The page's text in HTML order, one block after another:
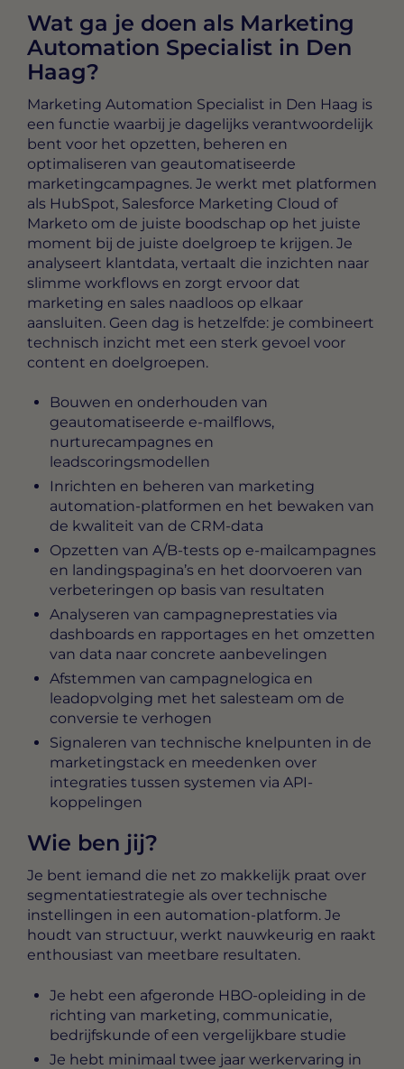
Wat ga je doen als Marketing
Automation Specialist in Den
Haag?
Marketing Automation Specialist in Den Haag is
een functie waarbij je dagelijks verantwoordelijk
bent voor het opzetten, beheren en
optimaliseren van geautomatiseerde
marketingcampagnes. Je werkt met platformen
als HubSpot, Salesforce Marketing Cloud of
Marketo om de juiste boodschap op het juiste
moment bij de juiste doelgroep te krijgen. Je
analyseert klantdata, vertaalt die inzichten naar
slimme workflows en zorgt ervoor dat
marketing en sales naadloos op elkaar
aansluiten. Geen dag is hetzelfde: je combineert
technisch inzicht met een sterk gevoel voor
content en doelgroepen.
Bouwen en onderhouden van
geautomatiseerde e-mailflows,
nurturecampagnes en
leadscoringsmodellen
Inrichten en beheren van marketing
automation-platformen en het bewaken van
de kwaliteit van de CRM-data
Opzetten van A/B-tests op e-mailcampagnes
en landingspagina’s en het doorvoeren van
verbeteringen op basis van resultaten
Analyseren van campagneprestaties via
dashboards en rapportages en het omzetten
van data naar concrete aanbevelingen
Afstemmen van campagnelogica en
leadopvolging met het salesteam om de
conversie te verhogen
Signaleren van technische knelpunten in de
marketingstack en meedenken over
integraties tussen systemen via API-
koppelingen
Wie ben jij?
Je bent iemand die net zo makkelijk praat over
segmentatiestrategie als over technische
instellingen in een automation-platform. Je
houdt van structuur, werkt nauwkeurig en raakt
enthousiast van meetbare resultaten.
Je hebt een afgeronde HBO-opleiding in de
richting van marketing, communicatie,
bedrijfskunde of een vergelijkbare studie
Je hebt minimaal twee jaar werkervaring in